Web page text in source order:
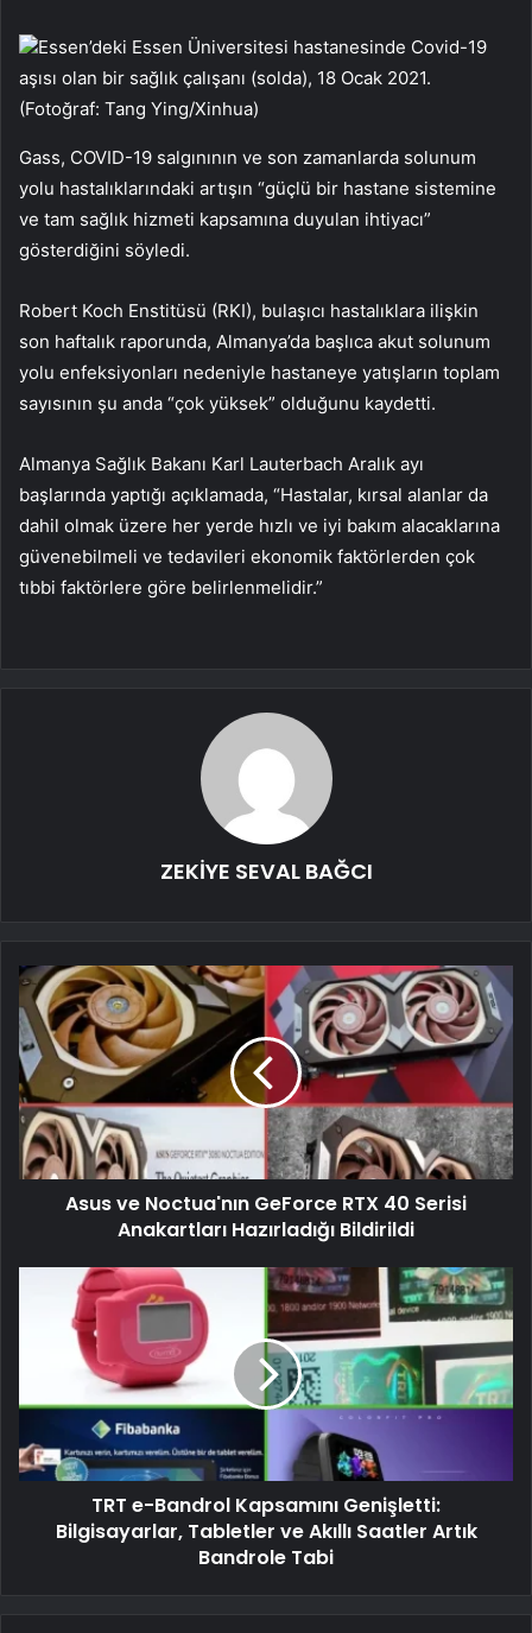
Essen’deki Essen Üniversitesi hastanesinde Covid-19
aşısı olan bir sağlık çalışanı (solda), 18 Ocak 2021.
(Fotoğraf: Tang Ying/Xinhua)
Gass, COVID-19 salgınının ve son zamanlarda solunum
yolu hastalıklarındaki artışın “güçlü bir hastane sistemine
ve tam sağlık hizmeti kapsamına duyulan ihtiyacı”
gösterdiğini söyledi.
Robert Koch Enstitüsü (RKI), bulaşıcı hastalıklara ilişkin
son haftalık raporunda, Almanya’da başlıca akut solunum
yolu enfeksiyonları nedeniyle hastaneye yatışların toplam
sayısının şu anda “çok yüksek” olduğunu kaydetti.
Almanya Sağlık Bakanı Karl Lauterbach Aralık ayı
başlarında yaptığı açıklamada, “Hastalar, kırsal alanlar da
dahil olmak üzere her yerde hızlı ve iyi bakım alacaklarına
güvenebilmeli ve tedavileri ekonomik faktörlerden çok
tıbbi faktörlere göre belirlenmelidir.”
ZEKİYE SEVAL BAĞCI
Asus ve Noctua'nın GeForce RTX 40 Serisi
Anakartları Hazırladığı Bildirildi
TRT e-Bandrol Kapsamını Genişletti:
Bilgisayarlar, Tabletler ve Akıllı Saatler Artık
Bandrole Tabi